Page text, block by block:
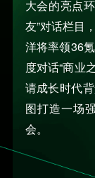
大会的亮点
友”对话栏目
洋将率领36
度对话“商业
请成长时代
图打造一场
会。